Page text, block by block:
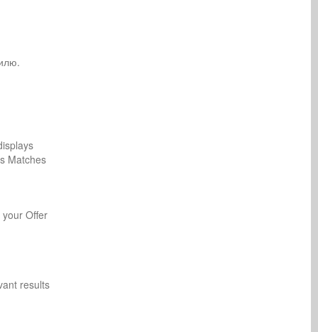
Matches
Offer
results